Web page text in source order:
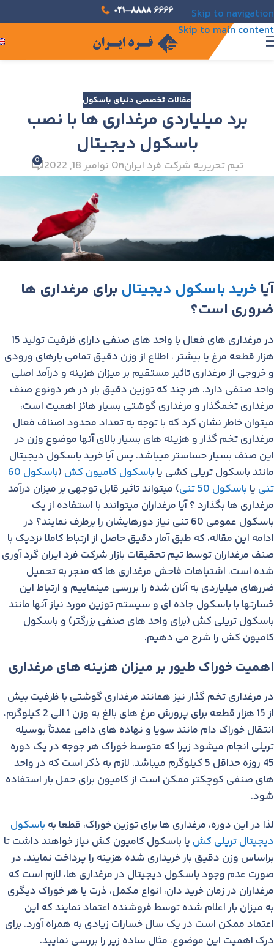
Skip to navigation
Skip to main content
مقالات تخصصی دنیای باسکول
برد میلیاردی مرغداری ها با نصب
باسکول دیجیتال
تیم تحریریه شرکت فرد ایرانOn نوامبر 18, 2022 0
آیا خرید باسکول دیجیتال برای مرغداری ها
ضروری است؟
در مرغداری های فعال با واحد های صنفی دارای ظرفیت تولید 15
هزار قطعه مرغ یا بیشتر ، اطلاع از وزن دقیق تمامی بارهای ورودی
و خروجی از مرغداری تاثیر مستقیم بر میزان هزینه و درآمد اصلی
واحد صنفی دارد. هر چند که توزین دقیق بار در هر دونوع صنف
مرغداری تخمگذار و مرغداری گوشتی بسیار هائز اهمیت است،
میتوان خاطر نشان کرد که با توجه به تعداد محدود اصناف فعال
مرغداری تخم گذار و هزینه های بسیار بالای آنها موضوع وزن در
این صنف بسیار حساستر میباشد. پس آیا خرید باسکول دیجیتال
مانند باسکول تریلی کشی یا باسکول کامیون کش (
باسکول 60
تنی یا باسکول 50 تنی
) میتواند تاثیر قابل توجهی بر میزان درآمد
مرغداری ها بگذارد ؟ آیا مرغداران میتوانند با استفاده از یک
باسکول عمومی 60 تنی نیاز دورهایشان را برطرف نمایند؟ در
ادامه این مقاله، که طبق آمار دقیق حاصل از ارتباط کاملا نزدیک با
صنف مرغداران توسط تیم تحقیقات بازار شرکت فرد ایران گرد آوری
شده است، اشتباهات فاحش مرغداری ها که منجر به تحمیل
ضررهای میلیاردی به آنان شده را بررسی مینماییم و ارتباط این
خسارتها با باسکول جاده ای و سیستم توزین مورد نیاز آنها مانند
باسکول تریلی کش (برای واحد های صنفی بزرگتر) و باسکول
کامیون کش را شرح می دهیم.
اهمیت خوراک طیور بر میزان هزینه های مرغداری
در مرغداری تخم گذار نیز همانند مرغداری گوشتی با ظرفیت بیش
از 15 هزار قطعه برای پرورش مرغ های بالغ به وزن 1 الی 2 کیلوگرم،
انتقال خوراک دام مانند سویا و نهاده های دامی عمدتاً بوسیله
تریلی انجام میشود زیرا که متوسط خوراک هر جوجه در یک دوره
45 روزه حداقل 5 کیلوگرم میباشد. لازم به ذکر است که در واحد
های صنفی کوچکتر ممکن است از کامیون برای حمل بار استفاده
شود.
لذا در این دوره، مرغداری ها برای توزین خوراک، قطعا به باسکول
دیجیتال تریلی کش یا باسکول کامیون کش نیاز خواهند داشت تا
براساس وزن دقیق بار خریداری شده هزینه را پرداخت نمایند. در
صورت عدم وجود باسکول دیجیتال در مرغداری ها، لازم است که
مرغداران در زمان خرید دان، انواع مکمل، ذرت یا هر خوراک دیگری
به میزان بار اعلام شده توسط فروشنده اعتماد نمایند که این
اعتماد ممکن است در یک سال خسارات زیادی به همراه آورد. برای
درک اهمیت این موضوع، مثال ساده زیر را بررسی نمایید.